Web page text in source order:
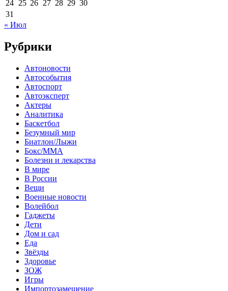
24 25 26 27 28 29 30
31
« Июл
Рубрики
Автоновости
Автособытия
Автоспорт
Автоэксперт
Актеры
Аналитика
Баскетбол
Безумный мир
Биатлон/Лыжи
Бокс/MMA
Болезни и лекарства
В мире
В России
Вещи
Военные новости
Волейбол
Гаджеты
Дети
Дом и сад
Еда
Звёзды
Здоровье
ЗОЖ
Игры
Импортозамещение